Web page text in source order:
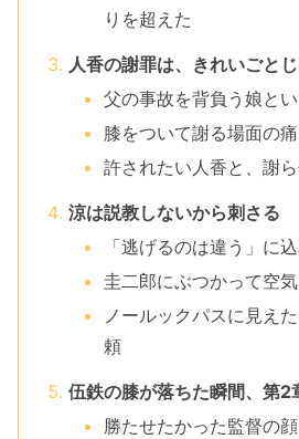
りを超えた
人香の謝罪は、きれいごと
父の事故を背負う娘と
膝をついて謝る場面の痛
許されたい人香と、謝
涼は説教しないから刺さる
「逃げるのは違う」に
圭二郎にぶつかって空
ノールックパスに見え
頼
伍鉄の膝が落ちた瞬間、第2
勝たせたかった監督の顔